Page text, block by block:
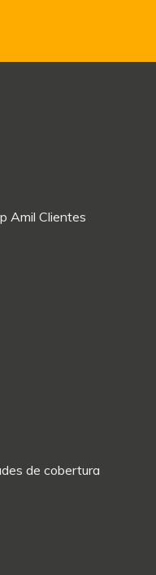
Amil Clientes
de cobertura